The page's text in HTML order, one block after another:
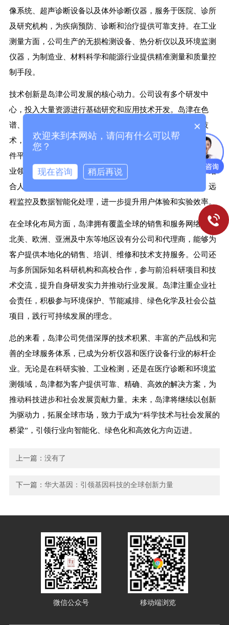
像系统、超声诊断设备以及体外诊断仪器，服务于医院、诊所
及研究机构，为疾病预防、诊断和治疗提供可靠支持。在工业
测量方面，公司生产的无损检测设备、热分析仪以及环境监测
仪器，为制造业、材料科学和能源行业提供精准测量和质量控
制手段。
技术创新是岛津公司发展的核心动力。公司设有多个研发中
心，投入大量资源进行基础研究和应用技术开发。岛津在色
谱、质谱、光谱以及医疗成像等领域拥有大量专利和自主技
术，例如高分辨率液相色谱、高灵敏度质谱检测、快速分析软
件平台等，确保其产品在性能、可靠性和操作便捷性上保持行
业领先。此外，岛津还积极推进数字化和智能化技术应用，结
合人工智能、大数据分析和云端管理，实现实验室自动化、远
程监控及数据智能化处理，进一步提升用户体验和实验效率。
在全球化布局方面，岛津拥有覆盖全球的销售和服务网络。在
北美、欧洲、亚洲及中东等地区设有分公司和代理商，能够为
客户提供本地化的销售、培训、维修和技术支持服务。公司还
与多所国际知名科研机构和高校合作，参与前沿科研项目和技
术交流，提升自身研发实力并推动行业发展。岛津注重企业社
会责任，积极参与环境保护、节能减排、绿色化学及社会公益
项目，践行可持续发展的理念。
总的来看，岛津公司凭借深厚的技术积累、丰富的产品线和完
善的全球服务体系，已成为分析仪器和医疗设备行业的标杆企
业。无论是在科研实验、工业检测，还是在医疗诊断和环境监
测领域，岛津都为客户提供可靠、精确、高效的解决方案，为
推动科技进步和社会发展贡献力量。未来，岛津将继续以创新
为驱动力，拓展全球市场，致力于成为“科学技术与社会发展的
桥梁”，引领行业向智能化、绿色化和高效化方向迈进。
上一篇：没有了
下一篇：华大基因：引领基因科技的全球创新力量
微信公众号 移动端浏览
×
欢迎来到本网站，请问有什么可以帮
您？
现在咨询 稍后再说